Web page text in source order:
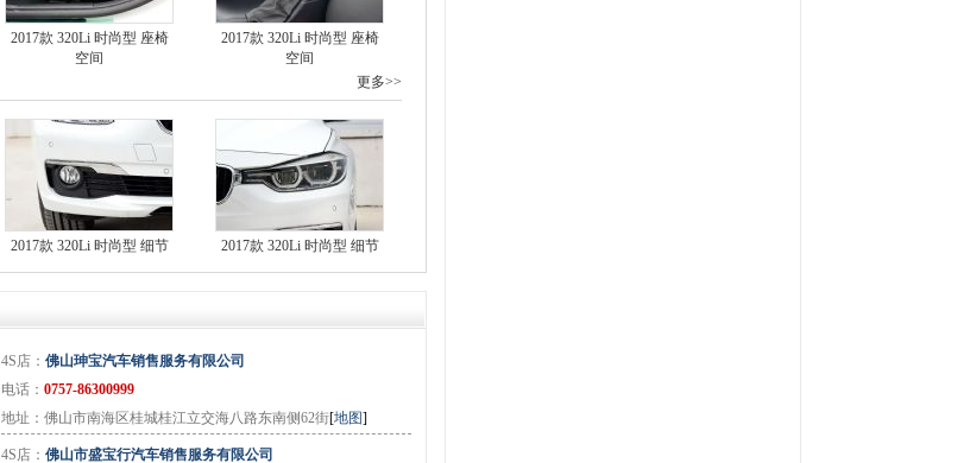
2017款 320Li 时尚型 座椅
空间
2017款 320Li 时尚型 座椅
空间
更多>>
2017款 320Li 时尚型 细节 2017款 320Li 时尚型 细节
4S店： 佛山珅宝汽车销售服务有限公司
电话： 0757-86300999
地址：佛山市南海区桂城桂江立交海八路东南侧62街[地图]
4S店： 佛山市盛宝行汽车销售服务有限公司